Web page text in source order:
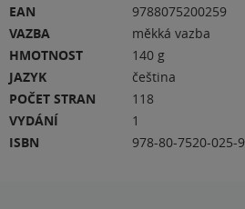
EAN
9788075200259
VAZBA
měkká vazba
HMOTNOST
140 g
JAZYK
čeština
POČET STRAN
118
VYDÁNÍ
1
ISBN
978-80-7520-025-9